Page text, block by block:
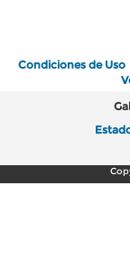
Condiciones de Uso